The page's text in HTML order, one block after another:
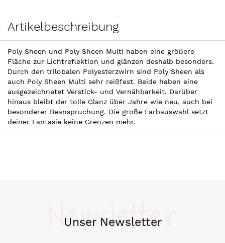
Artikelbeschreibung
Poly Sheen und Poly Sheen Multi haben eine größere
Fläche zur Lichtreflektion und glänzen deshalb besonders.
Durch den trilobalen Polyesterzwirn sind Poly Sheen als
auch Poly Sheen Multi sehr reißfest. Beide haben eine
ausgezeichnetet Verstick- und Vernähbarkeit. Darüber
hinaus bleibt der tolle Glanz über Jahre wie neu, auch bei
besonderer Beanspruchung. Die große Farbauswahl setzt
deiner Fantasie keine Grenzen mehr.
Unser Newsletter
Newsletter